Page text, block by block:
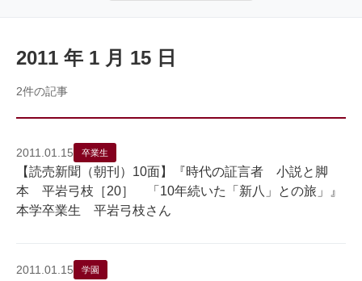
2011 年 1 月 15 日
2件の記事
2011.01.15 卒業生
【読売新聞（朝刊）10面】『時代の証言者 小説と脚
本 平岩弓枝［20］ 「10年続いた「新八」との旅」』
本学卒業生 平岩弓枝さん
2011.01.15 学園